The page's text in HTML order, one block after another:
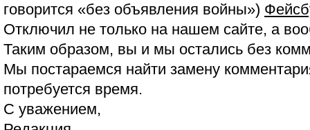
говорится «без объявления войны»)
Отключил не только на нашем сайте, а
Таким образом, вы и мы остались без
Мы постараемся найти замену
потребуется время.
С уважением,